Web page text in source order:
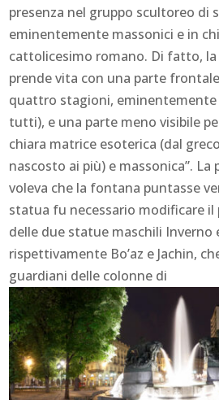
presenza nel gruppo scultoreo di
eminentemente massonici e in
cattolicesimo romano. Di fatto,
prende vita con una parte
quattro stagioni, eminentemente
tutti), e una parte meno visibile
chiara matrice esoterica (dal
nascosto ai più) e massonica”.
voleva che la fontana puntasse
statua fu necessario modificare
delle due statue maschili Inverno
rispettivamente Bo’az e Jachin,
guardiani delle colonne di